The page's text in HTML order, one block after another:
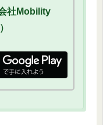
社Mobility